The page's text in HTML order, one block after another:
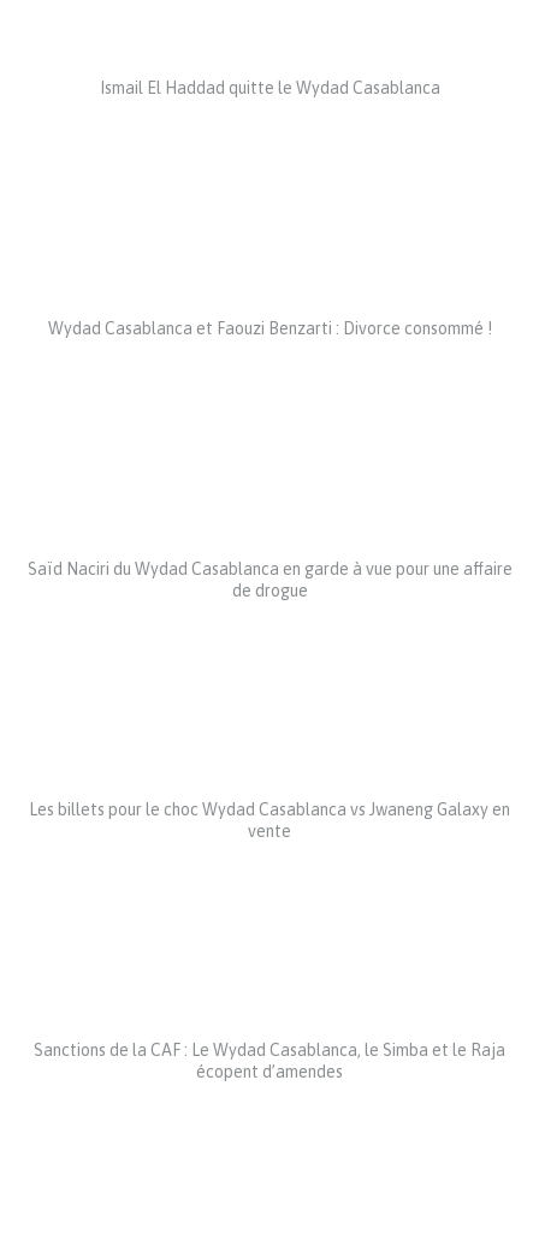
Ismail El Haddad quitte le Wydad Casablanca
Wydad Casablanca et Faouzi Benzarti : Divorce consommé !
Saïd Naciri du Wydad Casablanca en garde à vue pour une affaire
de drogue
Les billets pour le choc Wydad Casablanca vs Jwaneng Galaxy en
vente
Sanctions de la CAF : Le Wydad Casablanca, le Simba et le Raja
écopent d’amendes